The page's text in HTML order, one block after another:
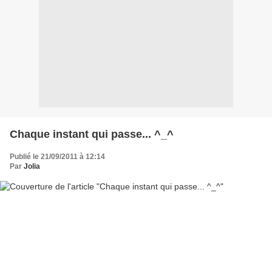
Chaque instant qui passe... ^_^
Publié le 21/09/2011 à 12:14
Par Jolia